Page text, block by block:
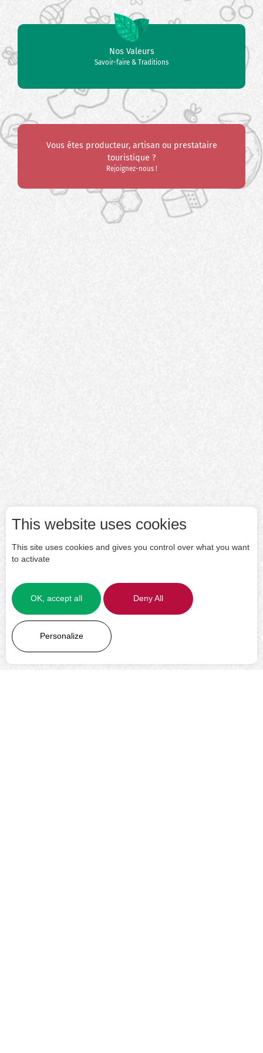
Nos Valeurs
Savoir-faire & Traditions
Vous êtes producteur, artisan ou prestataire
touristique ?
Rejoignez-nous !
This website uses cookies
This site uses cookies and gives you control over what you want
to activate
OK, accept all Deny All
Personalize